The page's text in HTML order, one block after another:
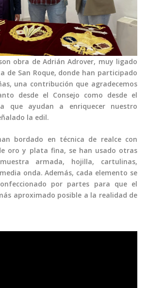
obra de Adrián Adrover, muy ligado
de San Roque, donde han participado
una contribución que agradecemos
desde el Consejo como desde el
que ayudan a enriquecer nuestro
la edil.
bordado en técnica de realce con
oro y plata fina, se han usado otras
armada, hojilla, cartulinas,
onda. Además, cada elemento se
por partes para que el
aproximado posible a la realidad de